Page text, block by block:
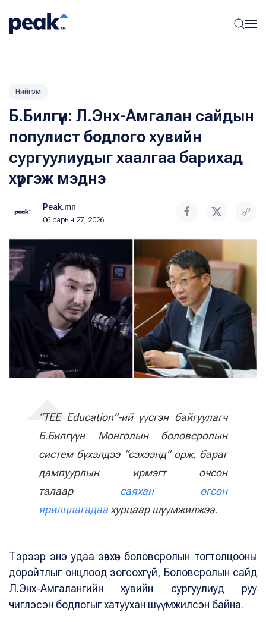
Нийгэм
Б.Билгүүн: Л.Энх-Амгалан сайдын
популист бодлого хувийн
сургуулиудыг хаалгаа барихад
хүргэж мэднэ
Peak.mn
06 сарын 27, 2026
“TEE Education”-ий үүсгэн байгуулагч
Б.Билгүүн Монголын боловсролын
систем бүхэлдээ “сэхээнд” орж, бараг
дампуурлын ирмэгт очсон
талаар саяхан өгсөн
ярилцлагадаа хурцаар шүүмжилжээ.
Тэрээр энэ удаа зөвхөн боловсролын тогтолцооны
доройтлыг онцлоод зогсохгүй, Боловсролын сайд
Л.Энх-Амгалангийн хувийн сургуулиуд руу
чиглэсэн бодлогыг хатуухан шүүмжилсэн байна.